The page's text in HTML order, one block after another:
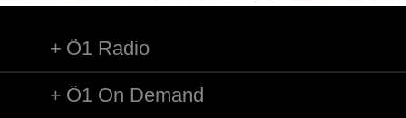
Ö1 Radio
Ö1 On Demand